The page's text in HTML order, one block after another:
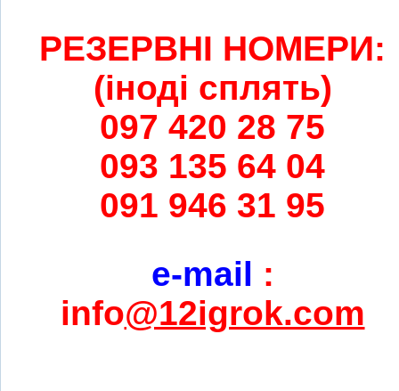
РЕЗЕРВНІ НОМЕРИ:
(іноді сплять)
097 420 28 75
093 135 64 04
091 946 31 95
e-mail :
info@12igrok.com